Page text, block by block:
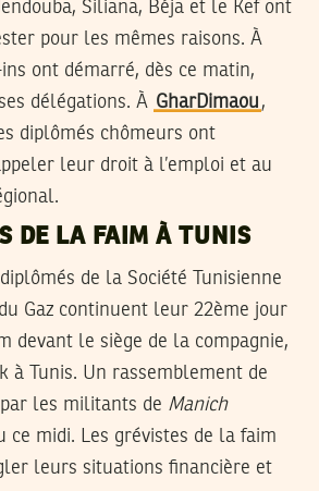
Siliana, Béja et le Kef ont
pour les mêmes raisons. À
ont démarré, dès ce matin,
délégations. À GharDimaou ,
diplômés chômeurs ont
leur droit à l’emploi et au
DE LA FAIM À TUNIS
de la Société Tunisienne
Gaz continuent leur 22ème jour
devant le siège de la compagnie,
à Tunis. Un rassemblement de
les militants de Manich
ce midi. Les grévistes de la faim
leurs situations financière et